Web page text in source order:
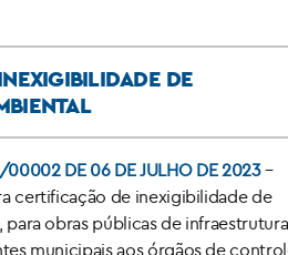
DE
00002 DE 06 DE JULHO DE 2023–
certificação de inexigibilidade de
obras públicas de
municipais aos órgãos de